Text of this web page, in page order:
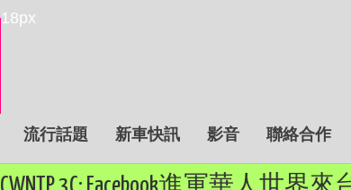
18px
流行話題 新車快訊 影音 聯絡合作